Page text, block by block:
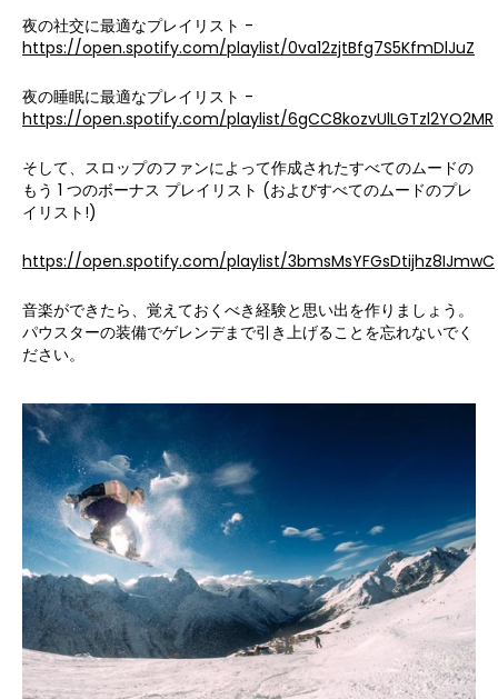
夜の社交に最適なプレイリスト -
https://open.spotify.com/playlist/0va12zjtBfg7S5KfmDlJuZ
夜の睡眠に最適なプレイリスト -
https://open.spotify.com/playlist/6gCC8kozvUlLGTzl2YO2MR
そして、スロップのファンによって作成されたすべてのムードの
もう 1 つのボーナス プレイリスト (およびすべてのムードのプレ
イリスト!)
https://open.spotify.com/playlist/3bmsMsYFGsDtijhz8IJmwC
音楽ができたら、覚えておくべき経験と思い出を作りましょう。
パウスターの装備でゲレンデまで引き上げることを忘れないでく
ださい。